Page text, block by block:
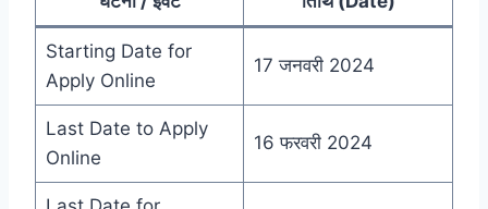
Starting Date for
Apply Online
17 जनवरी 2024
Last Date to Apply
Online
16 फरवरी 2024